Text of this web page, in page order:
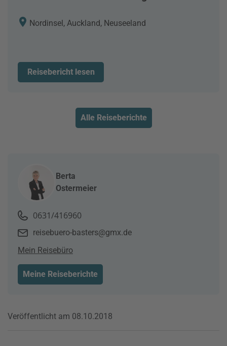
Nordinsel, Auckland, Neuseeland
Reisebericht lesen
Alle Reiseberichte
Berta
Ostermeier
0631/416960
reisebuero-basters@gmx.de
Mein Reisebüro
Meine Reiseberichte
Veröffentlicht am 08.10.2018